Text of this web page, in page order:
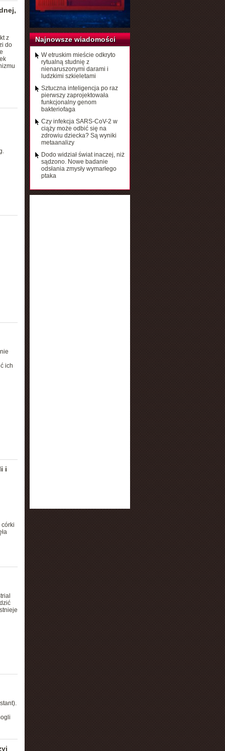
z
do
ich
i
Najnowsze wiadomości
W etruskim mieście odkryto
rytualną studnię z
nienaruszonymi darami i
ludzkimi szkieletami
Sztuczna inteligencja po raz
pierwszy zaprojektowała
funkcjonalny genom
bakteriofaga
Czy infekcja SARS-CoV-2 w
ciąży może odbić się na
zdrowiu dziecka? Są wyniki
metaanalizy
Dodo widział świat inaczej, niż
sądzono. Nowe badanie
odsłania zmysły wymarłego
ptaka